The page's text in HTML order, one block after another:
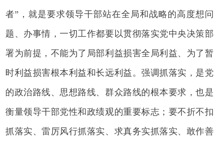
者”，就是要求领导干部站在全局和战略的高度想问
题、办事情，一切工作都要以贯彻落实党中央决策部
署为前提，不能为了局部利益损害全局利益、为了暂
时利益损害根本利益和长远利益。强调抓落实，是党
的政治路线、思想路线、群众路线的根本要求，也是
衡量领导干部党性和政绩观的重要标志；要不折不扣
抓落实、雷厉风行抓落实、求真务实抓落实、敢作善